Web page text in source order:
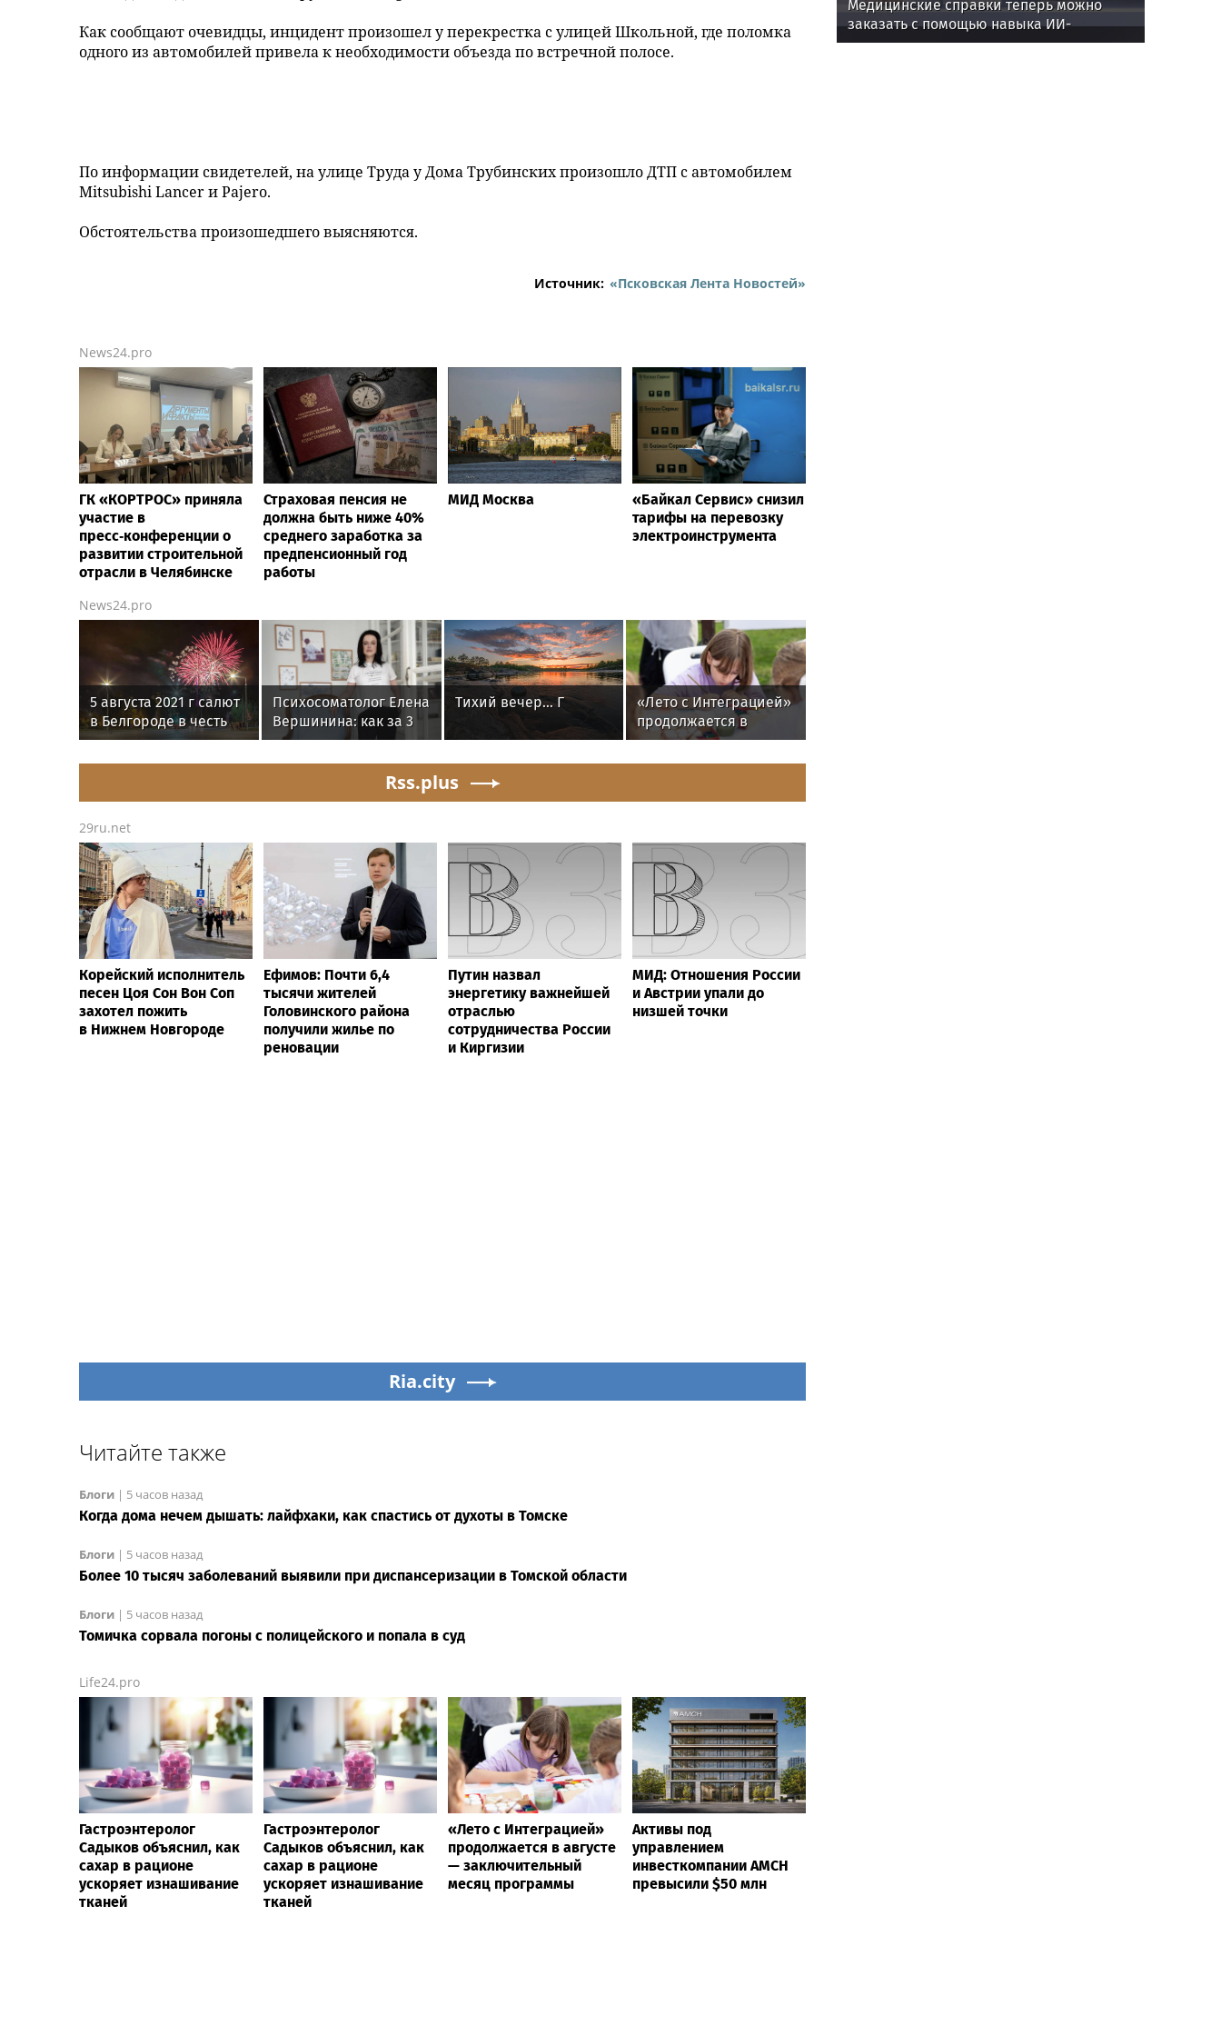
Как сообщают очевидцы, инцидент произошел у перекрестка с улицей Школьной, где поломка
одного из автомобилей привела к необходимости объезда по встречной полосе.
По информации свидетелей, на улице Труда у Дома Трубинских произошло ДТП с автомобилем
Mitsubishi Lancer и Pajero.
Обстоятельства произошедшего выясняются.
Источник: «Псковская Лента Новостей»
News24.pro
ГК «КОРТРОС» приняла
участие в
пресс‑конференции о
развитии строительной
отрасли в Челябинске
Страховая пенсия не
должна быть ниже 40%
среднего заработка за
предпенсионный год
работы
МИД Москва
«Байкал Сервис» снизил
тарифы на перевозку
электроинструмента
News24.pro
5 августа 2021 г салют
в Белгороде в честь
Дня города
Психосоматолог Елена
Вершинина: как за 3
минуты вернуть себе
равновесие
Тихий вечер... Г
«Лето с Интеграцией»
продолжается в
августе —
заключительный
Rss.plus
29ru.net
Корейский исполнитель
песен Цоя Сон Вон Соп
захотел пожить
в Нижнем Новгороде
Ефимов: Почти 6,4
тысячи жителей
Головинского района
получили жилье по
реновации
Путин назвал
энергетику важнейшей
отраслью
сотрудничества России
и Киргизии
МИД: Отношения России
и Австрии упали до
низшей точки
Ria.city
Читайте также
Блоги | 5 часов назад
Когда дома нечем дышать: лайфхаки, как спастись от духоты в Томске
Блоги | 5 часов назад
Более 10 тысяч заболеваний выявили при диспансеризации в Томской области
Блоги | 5 часов назад
Томичка сорвала погоны с полицейского и попала в суд
Life24.pro
Гастроэнтеролог
Садыков объяснил, как
сахар в рационе
ускоряет изнашивание
тканей
Гастроэнтеролог
Садыков объяснил, как
сахар в рационе
ускоряет изнашивание
тканей
«Лето с Интеграцией»
продолжается в августе
— заключительный
месяц программы
Активы под
управлением
инвесткомпании AMCH
превысили $50 млн
Медицинские справки теперь можно
заказать с помощью навыка ИИ-
ассистента Алисы